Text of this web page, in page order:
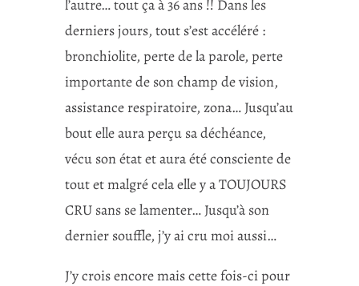
l’autre… tout ça à 36 ans !! Dans les
derniers jours, tout s’est accéléré :
bronchiolite, perte de la parole, perte
importante de son champ de vision,
assistance respiratoire, zona… Jusqu’au
bout elle aura perçu sa déchéance,
vécu son état et aura été consciente de
tout et malgré cela elle y a TOUJOURS
CRU sans se lamenter… Jusqu’à son
dernier souffle, j’y ai cru moi aussi…
J’y crois encore mais cette fois-ci pour